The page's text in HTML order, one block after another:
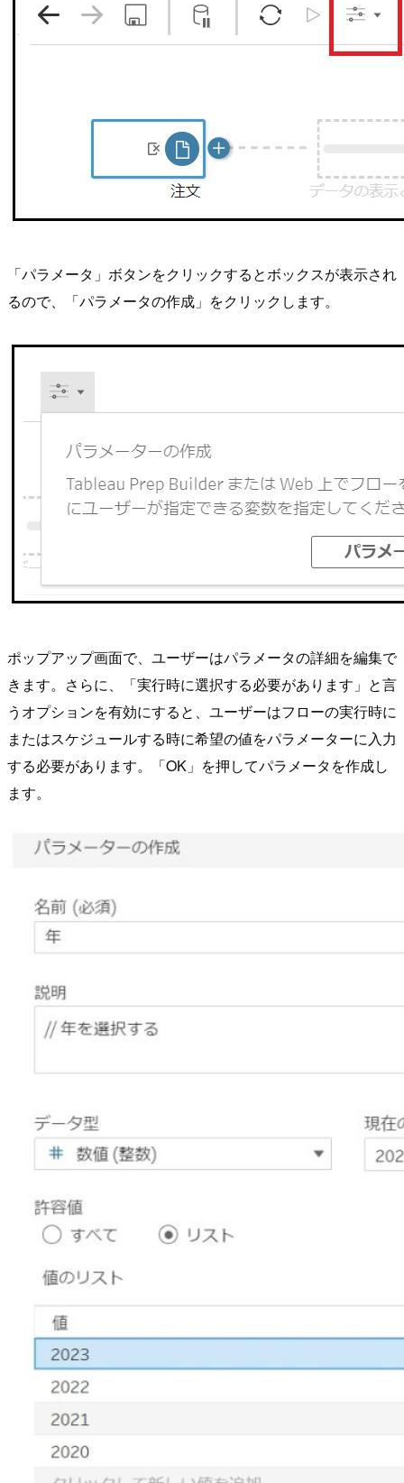
「パラメータ」ボタンをクリックするとボックスが表示され
るので、「パラメータの作成」をクリックします。
ポップアップ画面で、ユーザーはパラメータの詳細を編集で
きます。さらに、「実行時に選択する必要があります」と言
うオプションを有効にすると、ユーザーはフローの実行時に
またはスケジュールする時に希望の値をパラメーターに入力
する必要があります。「OK」を押してパラメータを作成し
ます。